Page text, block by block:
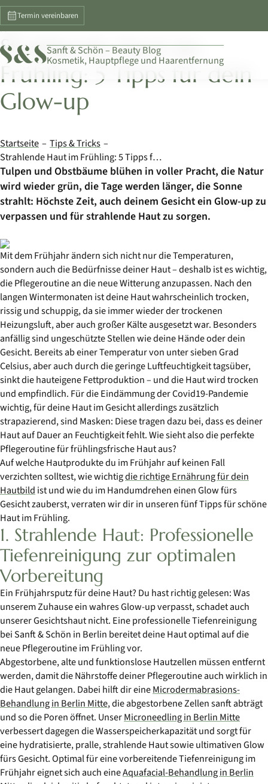
Termin vereinbaren
Sanft & Schön – Beauty Blog
Kosmetik, Hauptpflege und Haarentfernung
HAUT
Strahlende Haut im
Frühling: 5 Tipps für dein
Glow-up
Startseite
Tips & Tricks
Strahlende Haut im Frühling: 5 Tipps für dein Glow-up
Tulpen und Obstbäume blühen in voller Pracht, die Natur
wird wieder grün, die Tage werden länger, die Sonne
strahlt: Höchste Zeit, auch deinem Gesicht ein Glow-up zu
verpassen und für strahlende Haut zu sorgen.
Mit dem Frühjahr ändern sich nicht nur die Temperaturen,
sondern auch die Bedürfnisse deiner Haut – deshalb ist es wichtig,
die Pflegeroutine an die neue Witterung anzupassen. Nach den
langen Wintermonaten ist deine Haut wahrscheinlich trocken,
rissig und schuppig, da sie immer wieder der trockenen
Heizungsluft, aber auch großer Kälte ausgesetzt war. Besonders
anfällig sind ungeschützte Stellen wie deine Hände oder dein
Gesicht. Bereits ab einer Temperatur von unter sieben Grad
Celsius, aber auch durch die geringe Luftfeuchtigkeit tagsüber,
sinkt die hauteigene Fettproduktion – und die Haut wird trocken
und empfindlich. Für die Eindämmung der Covid19-Pandemie
wichtig, für deine Haut im Gesicht allerdings zusätzlich
strapazierend, sind Masken: Diese tragen dazu bei, dass es deiner
Haut auf Dauer an Feuchtigkeit fehlt. Wie sieht also die perfekte
Pflegeroutine für frühlingsfrische Haut aus?
Auf welche Hautprodukte du im Frühjahr auf keinen Fall
verzichten solltest, wie wichtigdie richtige Ernährung für dein
Hautbild ist und wie du im Handumdrehen einen Glow fürs
Gesicht zauberst, verraten wir dir in unseren fünf Tipps für schöne
Haut im Frühling.
1. Strahlende Haut: Professionelle
Tiefenreinigung zur optimalen
Vorbereitung
Ein Frühjahrsputz für deine Haut? Du hast richtig gelesen: Was
unserem Zuhause ein wahres Glow-up verpasst, schadet auch
unserer Gesichtshaut nicht. Eine professionelle Tiefenreinigung
bei Sanft & Schön in Berlin bereitet deine Haut optimal auf die
neue Pflegeroutine im Frühling vor.
Abgestorbene, alte und funktionslose Hautzellen müssen entfernt
werden, damit die Nährstoffe deiner Pflegeroutine auch wirklich in
die Haut gelangen. Dabei hilft dir eineMicrodermabrasions-
Behandlung in Berlin Mitte, die abgestorbene Zellen sanft abträgt
und so die Poren öffnet. UnserMicroneedling in Berlin Mitte
verbessert dagegen die Wasserspeicherkapazität und sorgt für
eine hydratisierte, pralle, strahlende Haut sowie ultimativen Glow
fürs Gesicht. Optimal für eine vorbereitende Tiefenreinigung im
Frühjahr eignet sich auch eineAquafacial-Behandlung in Berlin